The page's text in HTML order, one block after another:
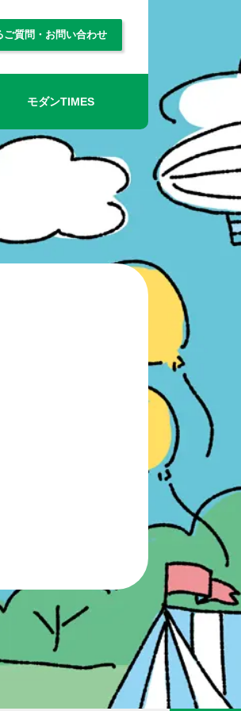
ご質問・お問い合わせ
モダンTIMES​